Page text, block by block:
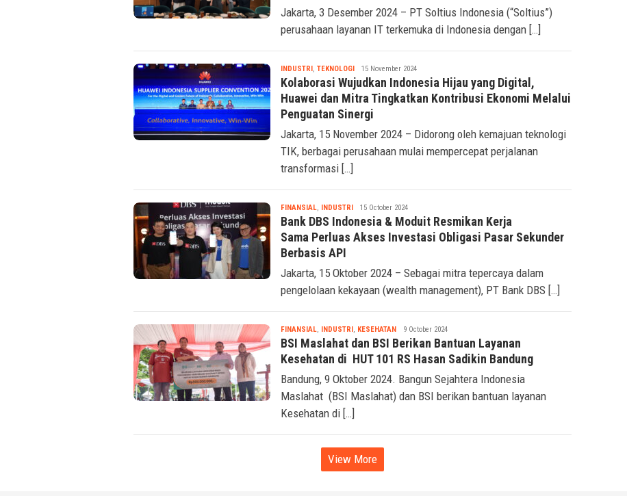
Jakarta, 3 Desember 2024 – PT Soltius Indonesia (“Soltius”)
perusahaan layanan IT terkemuka di Indonesia dengan […]
INDUSTRI, TEKNOLOGITsaqif
Ridwan
15 November 2024
Kolaborasi Wujudkan Indonesia Hijau yang Digital,
Huawei dan Mitra Tingkatkan Kontribusi Ekonomi Melalui
Penguatan Sinergi
Jakarta, 15 November 2024 – Didorong oleh kemajuan teknologi
TIK, berbagai perusahaan mulai mempercepat perjalanan
transformasi […]
FINANSIAL, INDUSTRITsaqif
Ridwan
15 October 2024
Bank DBS Indonesia & Moduit Resmikan Kerja
Sama Perluas Akses Investasi Obligasi Pasar Sekunder
Berbasis API
Jakarta, 15 Oktober 2024 – Sebagai mitra tepercaya dalam
pengelolaan kekayaan (wealth management), PT Bank DBS […]
FINANSIAL, INDUSTRI, KESEHATANTsaqif
Ridwan
9 October 2024
BSI Maslahat dan BSI Berikan Bantuan Layanan
Kesehatan di HUT 101 RS Hasan Sadikin Bandung
Bandung, 9 Oktober 2024. Bangun Sejahtera Indonesia
Maslahat (BSI Maslahat) dan BSI berikan bantuan layanan
Kesehatan di […]
View More